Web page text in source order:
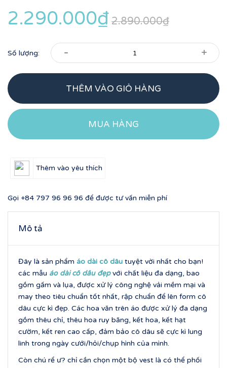
2.290.000₫ 2.890.000₫
Số lượng: - +
THÊM VÀO GIỎ HÀNG
MUA HÀNG
Thêm vào yêu thích
Gọi +84 797 96 96 96 để được tư vấn miễn phí
Mô tả
Đây là sản phẩm áo dài cô dâu tuyệt vời nhất cho bạn!
các mẫu áo dài cô dâu đẹpvới chất liệu đa dạng, bao
gồm gấm và lụa, được xử lý công nghệ vải mềm mại và
may theo tiêu chuẩn tốt nhất, rập chuẩn để lên form cô
dâu cực kì đẹp. Các hoa văn trên áo được xử lý đa dạng
gồm thêu chỉ, thêu hoa ruy băng, kết hoa, kết hạt
cườm, kết ren cao cấp, đảm bảo cô dâu sẽ cực kì lung
linh trong ngày cưới/hỏi/chụp hình của mình.
Còn chú rể ư? chỉ cần chọn một bộ vest là có thể phối